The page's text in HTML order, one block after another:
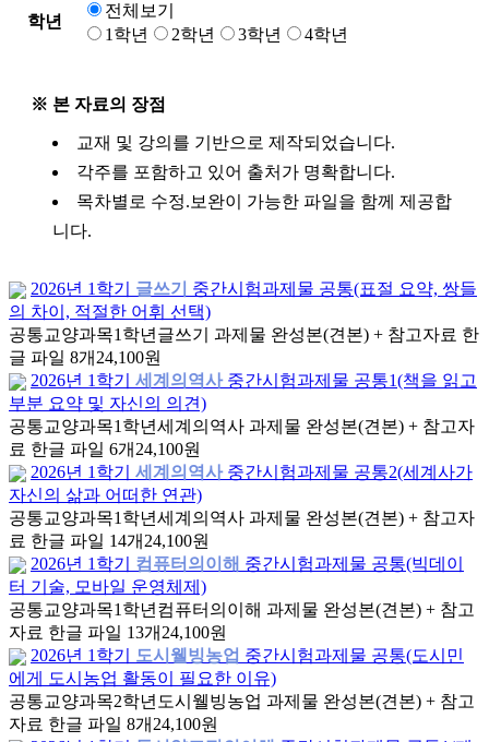
학년
전체보기
1학년
2학년 3학년 4학년
※ 본 자료의 장점
교재 및 강의를 기반으로 제작되었습니다.
각주를 포함하고 있어 출처가 명확합니다.
목차별로 수정.보완이 가능한 파일을 함께 제공합
니다.
2026년 1학기 글쓰기 중간시험과제물 공통(표절 요약, 쌍들
의 차이, 적절한 어휘 선택)
공통교양과목1학년 글쓰기 과제물 완성본(견본) + 참고자료 한
글 파일 8개 24,100원
2026년 1학기
세계의역사 중간시험과제물 공통1(책을 읽고
부분 요약 및 자신의 의견)
공통교양과목1학년세계의역사 과제물 완성본(견본) + 참고자
료 한글 파일 6개 24,100원
2026년 1학기
세계의역사 중간시험과제물 공통2(세계사가
자신의 삶과 어떠한 연관)
공통교양과목1학년세계의역사 과제물 완성본(견본) + 참고자
료 한글 파일 14개 24,100원
2026년 1학기
컴퓨터의이해 중간시험과제물 공통(빅데이
터 기술, 모바일 운영체제)
공통교양과목1학년 컴퓨터의이해 과제물 완성본(견본) + 참고
자료 한글 파일 13개 24,100원
2026년 1학기
도시웰빙농업 중간시험과제물 공통(도시민
에게 도시농업 활동이 필요한 이유)
공통교양과목2학년 도시웰빙농업 과제물 완성본(견본) + 참고
자료 한글 파일 8개 24,100원